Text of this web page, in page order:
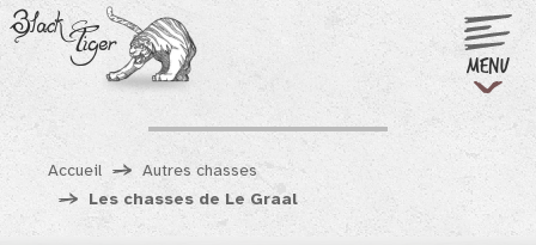
Black Tiger Menu
Accueil
Autres chasses
Les chasses de Le Graal